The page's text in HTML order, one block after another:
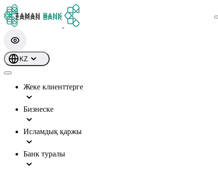
KZ
Жеке клиенттерге
Бизнеске
Исламдық қаржы
Банк туралы